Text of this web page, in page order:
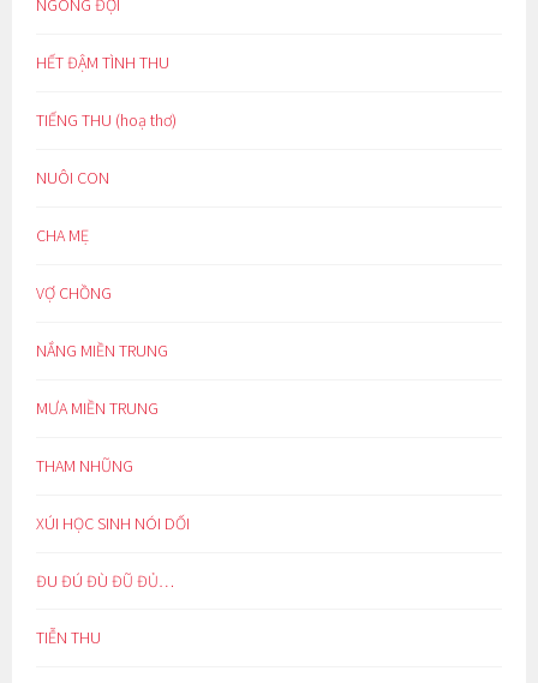
NGÓNG ĐỢI
HẾT ĐẬM TÌNH THU
TIẾNG THU (hoạ thơ)
NUÔI CON
CHA MẸ
VỢ CHỒNG
NẮNG MIỀN TRUNG
MƯA MIỀN TRUNG
THAM NHŨNG
XÚI HỌC SINH NÓI DỐI
ĐU ĐÚ ĐÙ ĐŨ ĐỦ…
TIỄN THU